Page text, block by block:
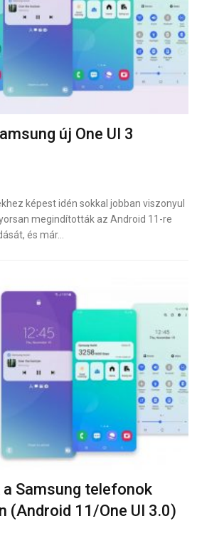
új One UI 3
képest idén sokkal jobban viszonyul
megindították az Android 11-re
és már…
Samsung telefonok
(Android 11/One UI 3.0)